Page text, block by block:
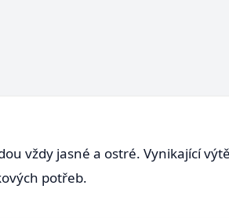
vždy jasné a ostré. Vynikající
potřeb.